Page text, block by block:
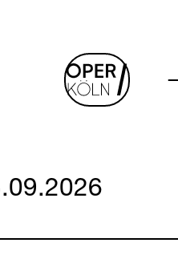
oper